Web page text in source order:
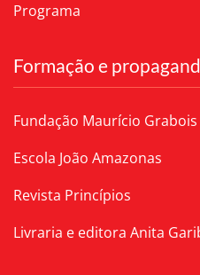
Programa
Formação e
Fundação Maurício Grabois
Escola João Amazonas
Revista Princípios
Livraria e editora Anita